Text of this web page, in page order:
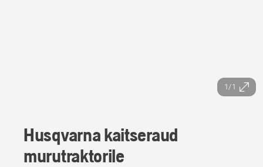
1/1
Husqvarna kaitseraud
murutraktorile